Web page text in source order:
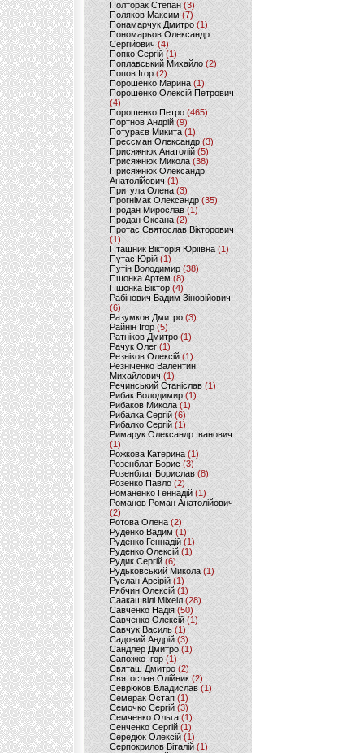
Полторак Степан(3)
Поляков Максим (7)
Понамарчук Дмитро (1)
Пономарьов Олександр
Сергійович(4)
Попко Сергій (1)
Поплавський Михайло (2)
Попов Ігор(2)
Порошенко Марина (1)
Порошенко Олексій Петрович
(4)
Порошенко Петро (465)
Портнов Андрій (9)
Потураєв Микита(1)
Прессман Олександр(3)
Присяжнюк Анатолій (5)
Присяжнюк Микола (38)
Присяжнюк Олександр
Анатолійович (1)
Притула Олена (3)
Прогнімак Олександр(35)
Продан Мирослав(1)
Продан Оксана (2)
Протас Святослав Вікторович
(1)
Пташник Вікторія Юріївна (1)
Путас Юрій (1)
Путін Володимир(38)
Пшонка Артем (8)
Пшонка Віктор(4)
Рабінович Вадим Зіновійович
(6)
Разумков Дмитро (3)
Райнін Ігор(5)
Ратніков Дмитро (1)
Рачук Олег (1)
Резніков Олексій(1)
Резніченко Валентин
Михайлович (1)
Речинський Станіслав (1)
Рибак Володимир(1)
Рибаков Микола(1)
Рибалка Сергій (6)
Рибалко Сергій (1)
Римарук Олександр Іванович
(1)
Рожкова Катерина(1)
Розенблат Борис (3)
Розенблат Борислав (8)
Розенко Павло (2)
Романенко Геннадій (1)
Романов Роман Анатолійович
(2)
Ротова Олена(2)
Руденко Вадим (1)
Руденко Геннадій (1)
Руденко Олексій(1)
Рудик Сергій(6)
Рудьковський Микола (1)
Руслан Арсірій(1)
Рябчин Олексій (1)
Саакашвілі Міхеіл(28)
Савченко Надія (50)
Савченко Олексій(1)
Савчук Василь (1)
Садовий Андрій (3)
Сандлер Дмитро(1)
Сапожко Ігор(1)
Святаш Дмитро (2)
Святослав Олійник (2)
Севрюков Владислав (1)
Семерак Остап (1)
Семочко Сергій (3)
Семченко Ольга (1)
Сенченко Сергій(1)
Середюк Олексій(1)
Серпокрилов Віталій(1)